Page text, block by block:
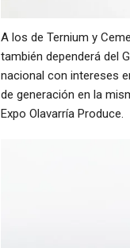
A los de Ternium y
también dependerá del
nacional con intereses
de generación en la
Expo Olavarría Produce.